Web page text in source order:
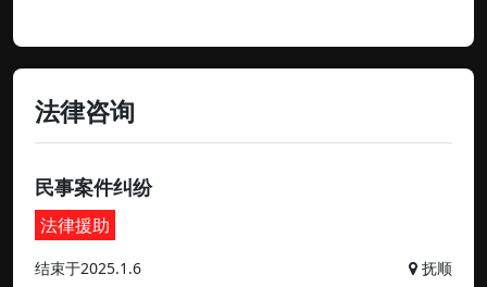
法律咨询
民事案件纠纷
法律援助
结束于2025.1.6 抚顺